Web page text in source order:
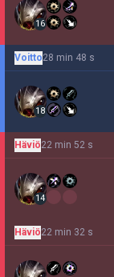
16
Voitto28 min 48 s
18
Häviö22 min 52 s
14
Häviö22 min 32 s